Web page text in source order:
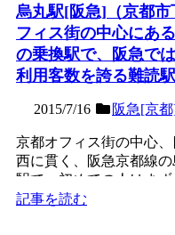
烏丸駅[阪急]（京都
フィス街の中心にあ
の乗換駅で、阪急で
利用客数を誇る難読
2015/7/16 阪急[京
京都オフィス街の中心
西に貫く、阪急京都線
駅で、初めての人はま
めないであろう難読駅...
記事を読む